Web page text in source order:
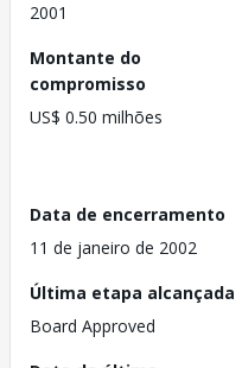
2001
Montante do
compromisso
US$ 0.50 milhões
Data de encerramento
11 de janeiro de 2002
Última etapa alcançada
Board Approved